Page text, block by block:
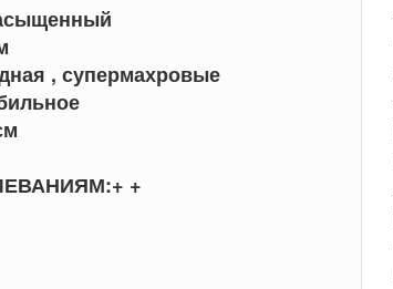
, супермахровые
+